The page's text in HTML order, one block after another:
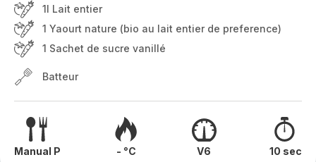
1l Lait entier
1 Yaourt nature (bio au lait entier de preference)
1 Sachet de sucre vanillé
Batteur
Manual P - °C V6 10 sec